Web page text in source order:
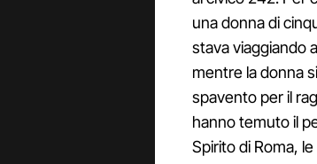
una donna di
stava viaggiando
mentre la donna
spavento per il
hanno temuto il
Spirito di Roma,